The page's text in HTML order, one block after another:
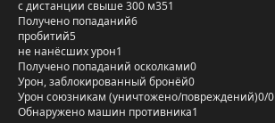
с дистанции свыше 300 м351
Получено попаданий6
пробитий5
не нанёсших урон1
Получено попаданий осколками0
Урон, заблокированный бронёй0
Урон союзникам (уничтожено/повреждений)0/0
Обнаружено машин противника1